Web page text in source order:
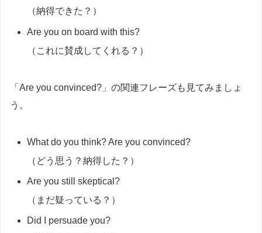
（納得できた？）
Are you on board with this?
（これに賛成してくれる？）
「Are you convinced?」の関連フレーズも見てみましょ
う。
What do you think? Are you convinced?
（どう思う？納得した？）
Are you still skeptical?
（まだ疑っている？）
Did I persuade you?